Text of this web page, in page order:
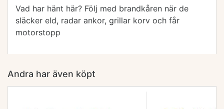
Vad har hänt här? Följ med brandkåren när de
släcker eld, radar ankor, grillar korv och får
motorstopp
Andra har även köpt